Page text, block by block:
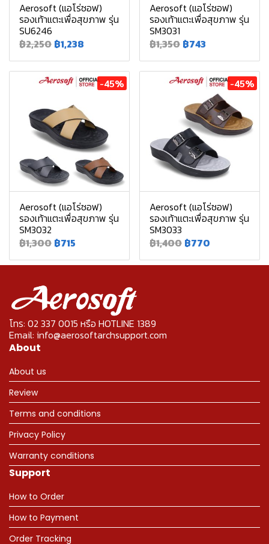
Aerosoft (แอโร่ซอฟ)
รองเท้าแตะเพื่อสุขภาพ รุ่น
SU6246
฿2,250 ฿1,238
Aerosoft (แอโร่ซอฟ)
รองเท้าแตะเพื่อสุขภาพ รุ่น
SM3031
฿1,350 ฿743
-45%
Aerosoft (แอโร่ซอฟ)
รองเท้าแตะเพื่อสุขภาพ รุ่น
SM3032
฿1,300 ฿715
-45%
Aerosoft (แอโร่ซอฟ)
รองเท้าแตะเพื่อสุขภาพ รุ่น
SM3033
฿1,400 ฿770
โทร: 02 337 0015 หรือ HOTLINE 1389
Email: info@aerosoftarchsupport.com
About
About us
Review
Terms and conditions
Privacy Policy
Warranty conditions
Support
How to Order
How to Payment
Order Tracking